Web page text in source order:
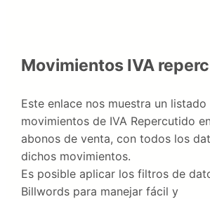
Movimientos IVA
Este enlace nos muestra un
movimientos de IVA Repercutido
abonos de venta, con todos los
dichos movimientos.
Es posible aplicar los filtros de
Billwords para manejar fácil y